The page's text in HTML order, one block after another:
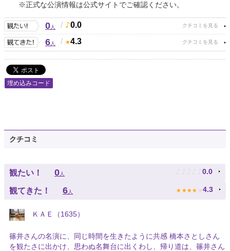
※正式な公演情報は公式サイトでご確認ください。
0人 / 0.0
6人 / 4.3
埋め込みコード
クチコミ
観たい！ 0人 ♪ ♪ ♪ ♪ ♪ 0.0
観てきた！ 6人 ★ ★ ★ ★ ★ 4.3
ＫＡＥ（1635）
篠井さんの名演に、同じ時間を生きたように共感 橋本さとしさん
を観たさに出かけ、思わぬ名舞台に出くわし、帰り道は、篠井さん